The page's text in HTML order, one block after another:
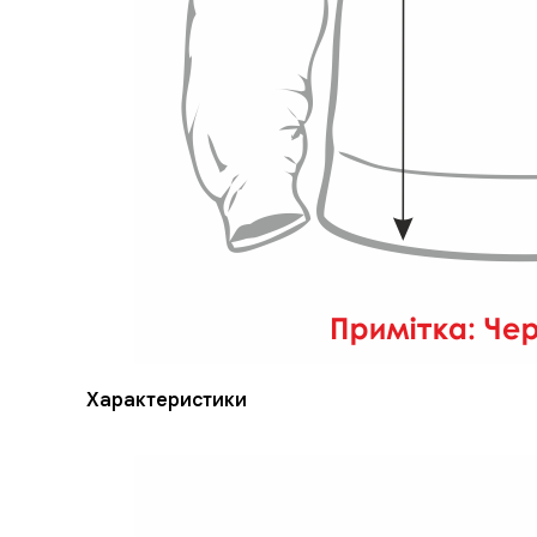
Характеристики